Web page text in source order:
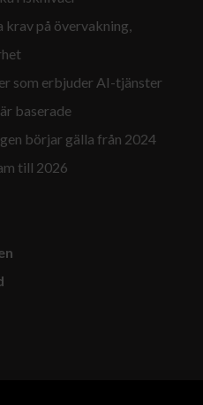
krav på övervakning,
som erbjuder AI-tjänster
baserade
börjar gälla från 2024
till 2026